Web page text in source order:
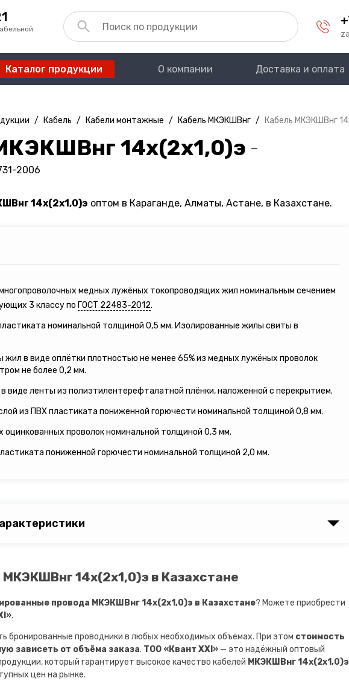
Каталог продукции О компании Доставка и оплата
/ Кабель / Кабели монтажные / Кабель МКЭКШВнг / Кабель МКЭКШВнг
14х(2х1,0)э —
2006
14х(2х1,0)э оптом в Караганде, Алматы, Астане, в Казахстане.
медных лужёных токопроводящих жил номинальным сечением
3 классу по ГОСТ 22483-2012.
номинальной толщиной 0,5 мм. Изолированные жилы свиты в
жил в виде оплётки плотностью не менее 65% из медных лужёных проволок
не более 0,2 мм.
в виде ленты из полиэтилентерефталатной плёнки, наложенной с перекрытием.
из ПВХ пластиката пониженной горючести номинальной толщиной 0,8 мм.
оцинкованных проволок номинальной толщиной 0,3 мм.
пониженной горючести номинальной толщиной 2,0 мм.
МКЭКШВнг 14х(2х1,0)э в Казахстане
провода МКЭКШВнг 14х(2х1,0)э в Казахстане? Можете приобрести
.
бронированные проводники в любых необходимых объёмах. При этом стоимость
зависеть от объёма заказа. ТОО «Квант XXI» — это надёжный оптовый
который гарантирует высокое качество кабелей МКЭКШВнг 14х(2х1,0)э
цен на рынке.